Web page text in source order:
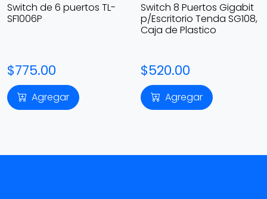
Switch de 6 puertos TL-
SF1006P
$775.00
Agregar
Switch 8 Puertos Gigabit
p/Escritorio Tenda SG108,
Caja de Plastico
$520.00
Agregar